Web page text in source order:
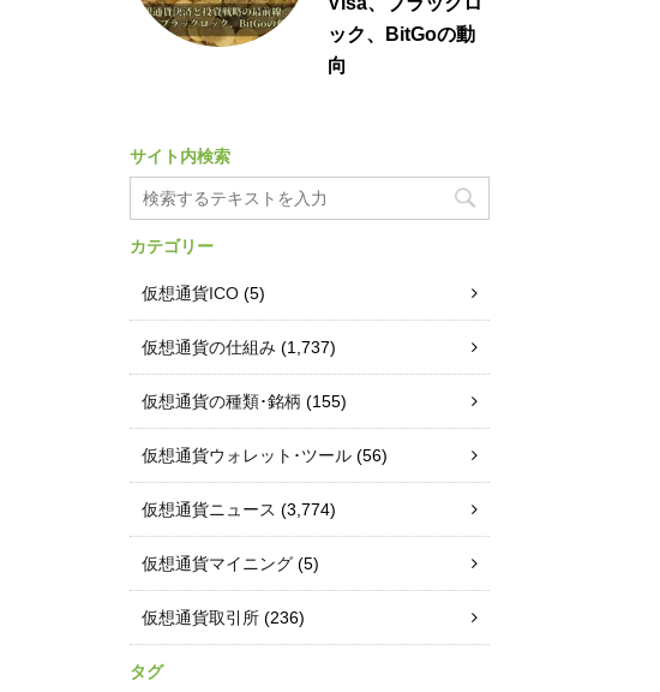
ック、BitGoの動
向
サイト内検索
カテゴリー
仮想通貨ICO (5)
仮想通貨の仕組み (1,737)
仮想通貨の種類･銘柄 (155)
仮想通貨ウォレット･ツール (56)
仮想通貨ニュース (3,774)
仮想通貨マイニング (5)
仮想通貨取引所 (236)
タグ